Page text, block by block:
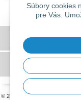
Súbory cookies
pre Vás.
Všeobecné obchodné
GDPR a používanie
© 2026 MILLERS OILS
Predajňa
objednávky